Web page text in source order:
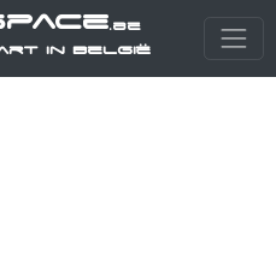
.be
in België